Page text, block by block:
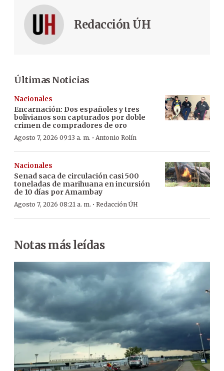
Redacción ÚH
Últimas Noticias
Nacionales
Encarnación: Dos españoles y tres
bolivianos son capturados por doble
crimen de compradores de oro
Agosto 7, 2026 09:13 a. m. · Antonio Rolín
Nacionales
Senad saca de circulación casi 500
toneladas de marihuana en incursión
de 10 días por Amambay
Agosto 7, 2026 08:21 a. m. · Redacción ÚH
Notas más leídas